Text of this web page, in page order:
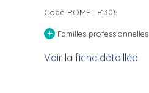
Code ROME : E1306
+ Familles professionnelles
Voir la fiche détaillée